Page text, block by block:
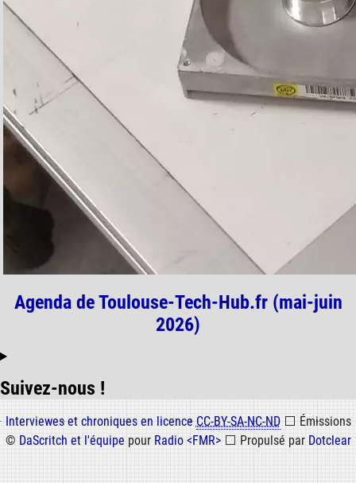
Agenda de Toulouse-Tech-Hub.fr (mai-juin
2026)
Suivez-nous !
Informations
Interviewes et chroniques en licence CC-BY-SA-NC-ND ⬜ Émissions
© DaScritch et l'équipe pour Radio <FMR> ⬜ Propulsé par Dotclear